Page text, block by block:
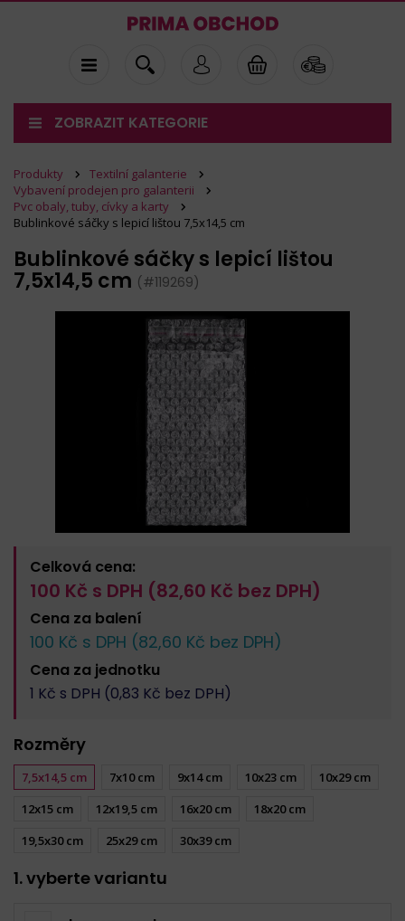
ZOBRAZIT KATEGORIE
Produkty
Textilní galanterie
Vybavení prodejen pro galanterii
Pvc obaly, tuby, cívky a karty
Bublinkové sáčky s lepicí lištou 7,5x14,5 cm
Bublinkové sáčky s lepicí lištou
7,5x14,5 cm (#119269)
Celková cena:
100 Kč s DPH (82,60 Kč bez DPH)
Cena za balení
100 Kč s DPH (82,60 Kč bez DPH)
Cena za jednotku
1 Kč s DPH (0,83 Kč bez DPH)
Rozměry
7,5x14,5 cm 7x10 cm 9x14 cm 10x23 cm
10x29 cm
12x15 cm
12x19,5 cm 16x20 cm
18x20 cm
19,5x30 cm
25x29 cm 30x39 cm
1. vyberte variantu